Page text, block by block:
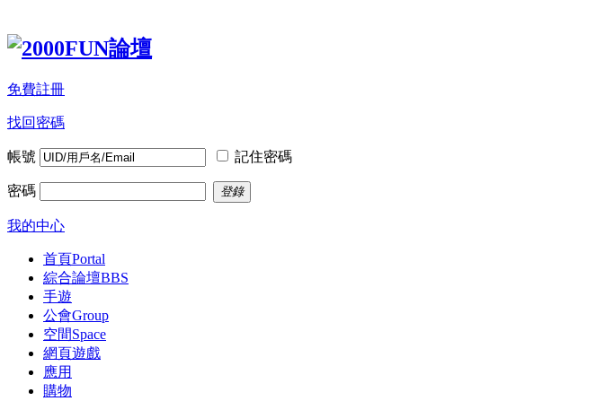
免費註冊
找回密碼
帳號 記住密碼
密碼 登錄
我的中心
首頁Portal
綜合論壇BBS
手遊
公會Group
空間Space
網頁遊戲
應用
購物